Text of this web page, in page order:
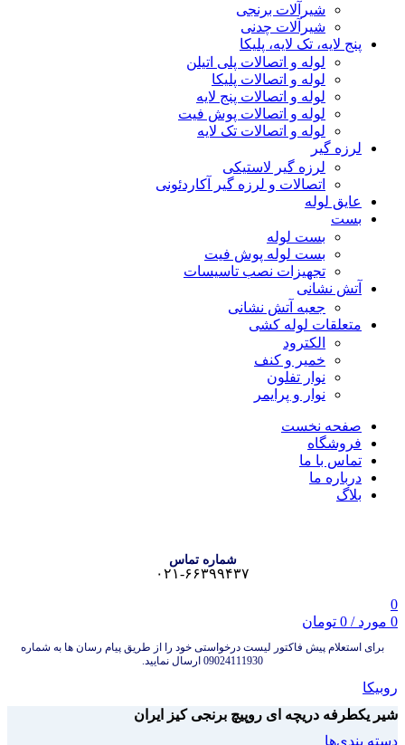
شیرآلات برنجی
شیرآلات چدنی
پنج لایه، تک لایه، پلیکا
لوله و اتصالات پلی اتیلن
لوله و اتصالات پلیکا
لوله و اتصالات پنج لایه
لوله و اتصالات پوش فیت
لوله و اتصالات تک لایه
لرزه گیر
لرزه گیر لاستیکی
اتصالات و لرزه گیر آکاردئونی
عایق لوله
بست
بست لوله
بست لوله پوش فیت
تجهیزات نصب تاسیسات
آتش نشانی
جعبه آتش نشانی
متعلقات لوله کشی
الکترود
خمیر و کنف
نوار تفلون
نوار و پرایمر
صفحه نخست
فروشگاه
تماس با ما
درباره ما
بلاگ
شماره تماس
۰۲۱-۶۶۳۹۹۴۳۷
0
0 مورد /
0 تومان
برای استعلام پیش فاکتور لیست درخواستی خود را از طریق پیام رسان ها به شماره
09024111930 ارسال نمایید.
روبیکا
شیر یکطرفه دریچه ای روپیچ برنجی کیز ایران
دسته بندی‌ها